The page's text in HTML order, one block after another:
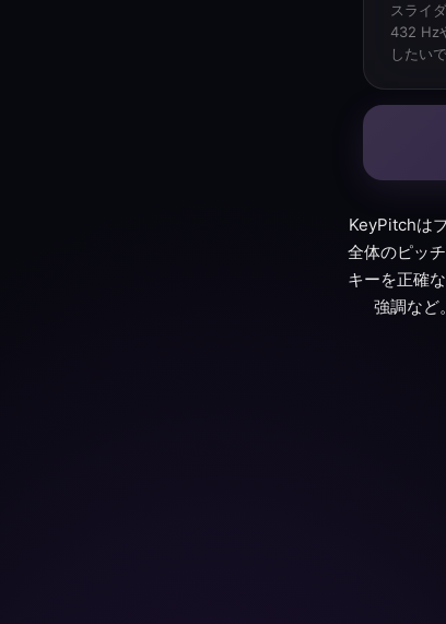
スライ
432 Hz
したい
KeyPitchは
全体のピッ
キーを正確
強調など